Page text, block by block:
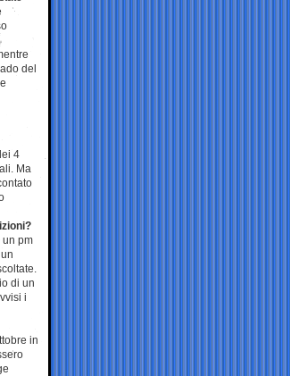
del
4
Ma
un pm
di un
i
in